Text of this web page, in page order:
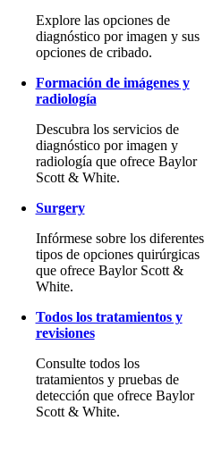
Explore las opciones de
diagnóstico por imagen y sus
opciones de cribado.
Formación de imágenes y
radiología
Descubra los servicios de
diagnóstico por imagen y
radiología que ofrece Baylor
Scott & White.
Surgery
Infórmese sobre los diferentes
tipos de opciones quirúrgicas
que ofrece Baylor Scott &
White.
Todos los tratamientos y
revisiones
Consulte todos los
tratamientos y pruebas de
detección que ofrece Baylor
Scott & White.